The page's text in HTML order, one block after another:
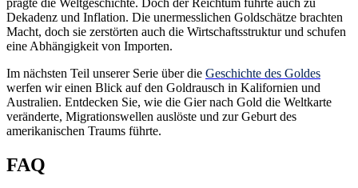
Dekadenz und Inflation. Die unermesslichen Goldschätze brachten
Macht, doch sie zerstörten auch die Wirtschaftsstruktur und schufen
eine Abhängigkeit von Importen.
Im nächsten Teil unserer Serie über die Geschichte des Goldes
werfen wir einen Blick auf den Goldrausch in Kalifornien und
Australien. Entdecken Sie, wie die Gier nach Gold die Weltkarte
veränderte, Migrationswellen auslöste und zur Geburt des
amerikanischen Traums führte.
FAQ